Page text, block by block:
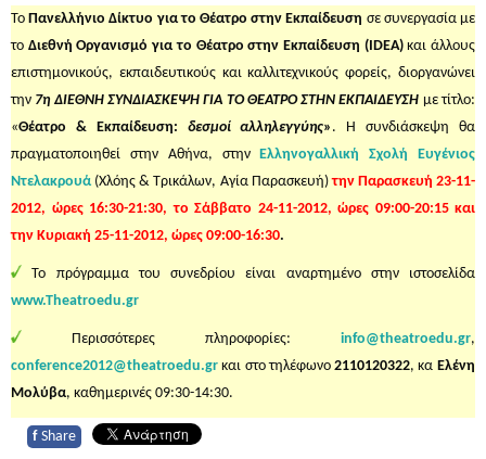
ΤοΠανελλήνιο Δίκτυο για το Θέατρο στην Εκπαίδευση σε συνεργασία με
το Διεθνή Οργανισμό για το Θέατρο στην Εκπαίδευση (IDEA)και άλλους
επιστημονικούς, εκπαιδευτικούς και καλλιτεχνικούς φορείς, διοργανώνει
την 7η ΔΙΕΘΝΗ ΣΥΝΔΙΑΣΚΕΨΗ ΓΙΑ ΤΟ ΘΕΑΤΡΟ ΣΤΗΝ ΕΚΠΑΙΔΕΥΣΗ με τίτλο:
«Θέατρο & Εκπαίδευση: δεσμοί αλληλεγγύης» .
Η συνδιάσκεψη θα
πραγματοποιηθεί στην Αθήνα, στηνΕλληνογαλλική Σχολή Ευγένιος
Ντελακρουά(Χλόης & Τρικάλων, Αγία Παρασκευή)την Παρασκευή 23-11-
2012, ώρες 16:30-21:30, το Σάββατο 24-11-2012, ώρες 09:00-20:15 και
την Κυριακή 25-11-2012, ώρες 09:00-16:30.
Το πρόγραμμα του συνεδρίου είναι αναρτημένο στην ιστοσελίδα
www.Theatroedu.gr
Περισσότερες πληροφορίες: info@theatroedu.gr,
conference2012@theatroedu.gr και στο τηλέφωνο2110120322, κα Ελένη
Μολύβα, καθημερινές 09:30-14:30.
f Share